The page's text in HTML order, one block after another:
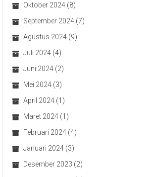
Oktober 2024 (8)
September 2024 (7)
Agustus 2024 (9)
Juli 2024 (4)
Juni 2024 (2)
Mei 2024 (3)
April 2024 (1)
Maret 2024 (1)
Februari 2024 (4)
Januari 2024 (3)
Desember 2023 (2)